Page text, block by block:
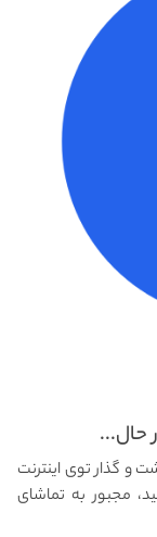
حال...
و گذار توی اینترنت
مجبور به تماشای